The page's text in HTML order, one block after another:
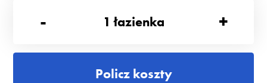
- 1 łazienka +
Policz koszty